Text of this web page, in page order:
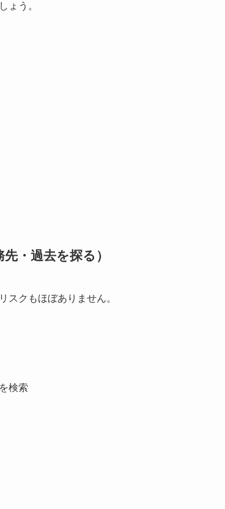
ょう。
・過去を探る）
スクもほぼありません。
検索